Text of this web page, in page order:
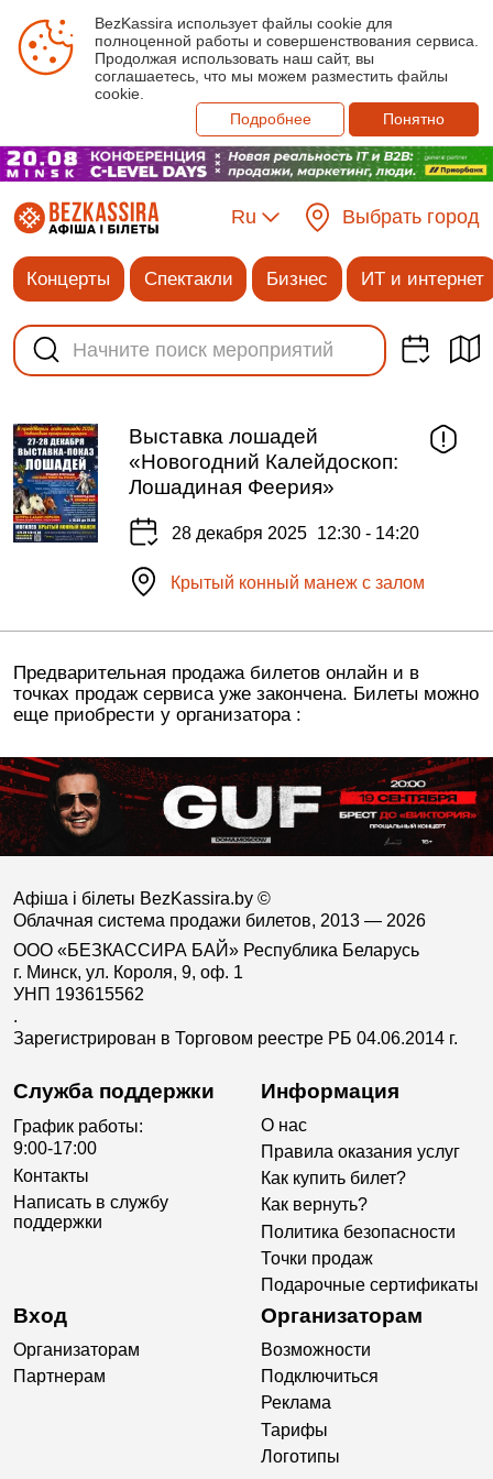
BezKassira использует файлы cookie для
полноценной работы и совершенствования сервиса.
Продолжая использовать наш сайт, вы
соглашаетесь, что мы можем разместить файлы
cookie.
Подробнее
Понятно
Ru Выбрать город
Концерты Спектакли Бизнес ИТ и интернет
Выставка лошадей
«Новогодний Калейдоскоп:
Лошадиная Феерия»
28 декабря 2025 12:30 - 14:20
Крытый конный манеж с залом
Предварительная продажа билетов онлайн и в
точках продаж сервиса уже закончена. Билеты можно
еще приобрести у организатора :
Афіша і білеты BezKassira.by ©
Облачная система продажи билетов, 2013 — 2026
ООО «БЕЗКАССИРА БАЙ» Республика Беларусь
г. Минск, ул. Короля, 9, оф. 1
УНП 193615562
.
Зарегистрирован в Торговом реестре РБ 04.06.2014 г.
Служба поддержки
График работы:
9:00-17:00
Контакты
Написать в службу
поддержки
Информация
О нас
Правила оказания услуг
Как купить билет?
Как вернуть?
Политика безопасности
Точки продаж
Подарочные сертификаты
Вход
Организаторам
Партнерам
Организаторам
Возможности
Подключиться
Реклама
Тарифы
Логотипы